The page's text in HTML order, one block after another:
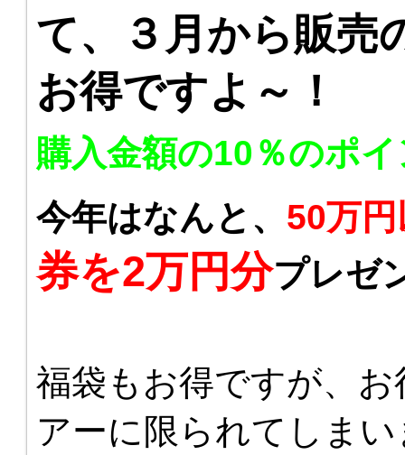
て、３月から販売
お得ですよ～！
購入金額の10％のポ
今年はなんと、 50万
券を2万円分プレゼ
福袋もお得ですが、
アーに限られてしま